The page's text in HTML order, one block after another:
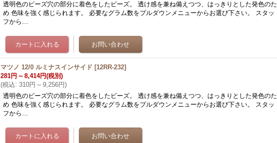
透明色のビーズ穴の部分に着色をしたビーズ。 透け感を兼ね備えつつ、はっきりとした発色のた
め 色味を強く感じられます。 必要なグラム数をプルダウンメニューからお選び下さい。 スタッ
フから…
マツノ 12/0 ルミナスインサイド [12RR-232]
281円 ～ 8,414円(税別)
(税込: 310円 ～ 9,256円)
透明色のビーズ穴の部分に着色をしたビーズ。 透け感を兼ね備えつつ、はっきりとした発色のた
め 色味を強く感じられます。 必要なグラム数をプルダウンメニューからお選び下さい。 スタッ
フから…